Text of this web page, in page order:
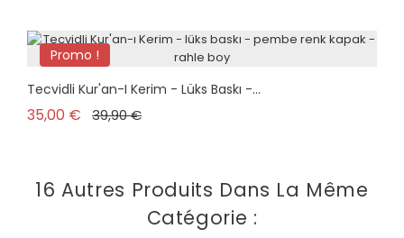
Promo !
Tecvidli Kur'an-I Kerim - Lüks Baskı -...
35,00 € Prix de base
39,90 €Prix
16 Autres Produits Dans La Même
Catégorie :